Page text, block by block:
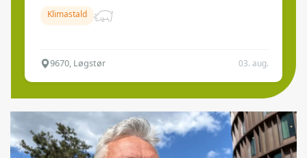
Klimastald
9670, Løgstør 03. aug.